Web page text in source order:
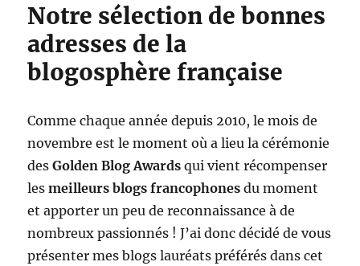
Notre sélection de bonnes
adresses de la
blogosphère française
Comme chaque année depuis 2010, le mois de
novembre est le moment où a lieu la cérémonie
desGolden Blog Awards qui vient récompenser
lesmeilleurs blogs francophones du moment
et apporter un peu de reconnaissance à de
nombreux passionnés ! J’ai donc décidé de vous
présenter mes blogs lauréats préférés dans cet